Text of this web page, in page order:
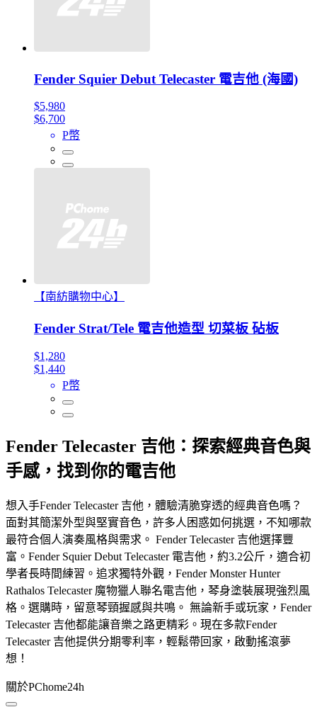
Fender Squier Debut Telecaster 電吉他 (海國)
$5,980
$6,700
P幣
【南紡購物中心】
Fender Strat/Tele 電吉他造型 切菜板 砧板
$1,280
$1,440
P幣
Fender Telecaster 吉他：探索經典音色與
手感，找到你的電吉他
想入手Fender Telecaster 吉他，體驗清脆穿透的經典音色嗎？
面對其簡潔外型與堅實音色，許多人困惑如何挑選，不知哪款
最符合個人演奏風格與需求。 Fender Telecaster 吉他選擇豐
富。Fender Squier Debut Telecaster 電吉他，約3.2公斤，適合初
學者長時間練習。追求獨特外觀，Fender Monster Hunter
Rathalos Telecaster 魔物獵人聯名電吉他，琴身塗裝展現強烈風
格。選購時，留意琴頸握感與共鳴。 無論新手或玩家，Fender
Telecaster 吉他都能讓音樂之路更精彩。現在多款Fender
Telecaster 吉他提供分期零利率，輕鬆帶回家，啟動搖滾夢
想！
關於PChome24h